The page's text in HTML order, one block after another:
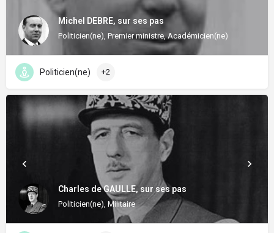
Michel DEBRE, sur ses pas
Politicien(ne), Premier ministre, Académicien(ne)
Politicien(ne) +2
Charles de GAULLE, sur ses pas
Politicien(ne), Militaire